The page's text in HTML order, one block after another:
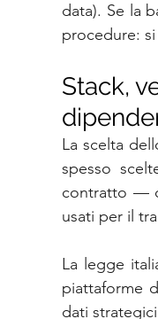
data). Se la
procedure:
Stack,
La scelta
spesso
contratto —
usati per il
La legge
piattaforme
dati